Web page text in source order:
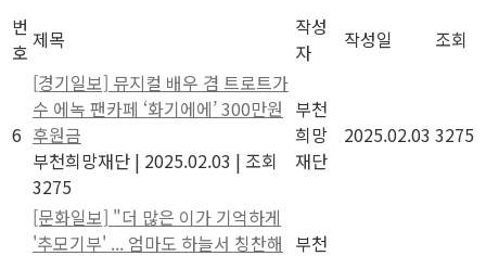
번
호 제목
작성
자
작성일 조회
6
[경기일보] 뮤지컬 배우 겸 트로트가
수 에녹 팬카페 ‘화기에에’ 300만원
후원금
부천희망재단 | 2025.02.03 | 조회
3275
부천
희망
재단
2025.02.03 3275
[문화일보] "더 많은 이가 기억하게
'추모기부' ... 엄마도 하늘서 칭찬해 부천